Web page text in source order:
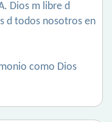
Dios m libre d
d todos nosotros en
como Dios